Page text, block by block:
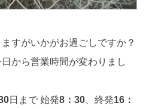
すがいかがお過ごしですか？
から営業時間が変わりまし
日まで 始発8：30 、終発16：